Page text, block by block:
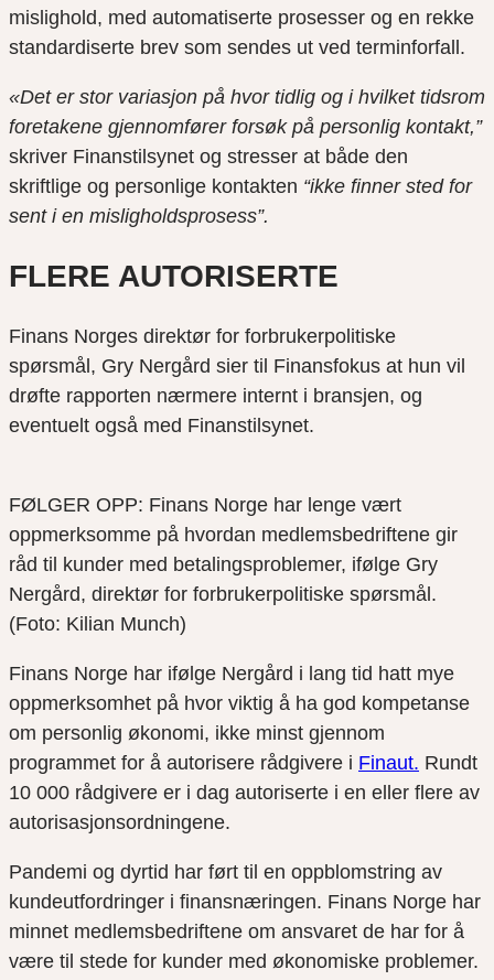
mislighold, med automatiserte prosesser og en rekke
standardiserte brev som sendes ut ved terminforfall.
«Det er stor variasjon på hvor tidlig og i hvilket tidsrom
foretakene gjennomfører forsøk på personlig kontakt,”
skriver Finanstilsynet og stresser at både den
skriftlige og personlige kontakten “ikke finner sted for
sent i en misligholdsprosess”.
FLERE AUTORISERTE
Finans Norges direktør for forbrukerpolitiske
spørsmål, Gry Nergård sier til Finansfokus at hun vil
drøfte rapporten nærmere internt i bransjen, og
eventuelt også med Finanstilsynet.
FØLGER OPP: Finans Norge har lenge vært
oppmerksomme på hvordan medlemsbedriftene gir
råd til kunder med betalingsproblemer, ifølge Gry
Nergård, direktør for forbrukerpolitiske spørsmål.
(Foto: Kilian Munch)
Finans Norge har ifølge Nergård i lang tid hatt mye
oppmerksomhet på hvor viktig å ha god kompetanse
om personlig økonomi, ikke minst gjennom
programmet for å autorisere rådgivere i Finaut. Rundt
10 000 rådgivere er i dag autoriserte i en eller flere av
autorisasjonsordningene.
Pandemi og dyrtid har ført til en oppblomstring av
kundeutfordringer i finansnæringen. Finans Norge har
minnet medlemsbedriftene om ansvaret de har for å
være til stede for kunder med økonomiske problemer.